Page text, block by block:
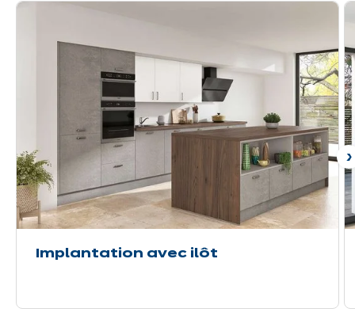
Implantation avec ilôt